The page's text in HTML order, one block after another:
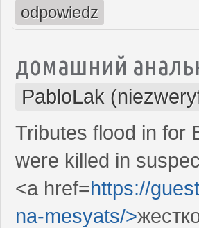
odpowiedz
домашний
PabloLak
Tributes flood in for
were killed in
<a href=https://
na-mesyats/>